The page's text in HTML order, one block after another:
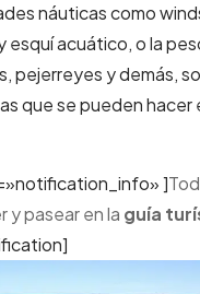
náuticas como
acuático, o la
pejerreyes y demás,
que se pueden hacer
]
y pasear en la guía